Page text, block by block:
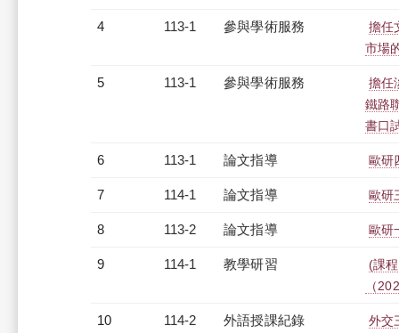
4 113-1 參與學術服務
擔任
市場
5 113-1 參與學術服務
擔任
鐵路
書口
6 113-1 論文指導 歐研
7 114-1 論文指導 歐研
8 113-2 論文指導 歐研
9 114-1 教學研習
(課
（
10 114-2 外語授課紀錄 外交